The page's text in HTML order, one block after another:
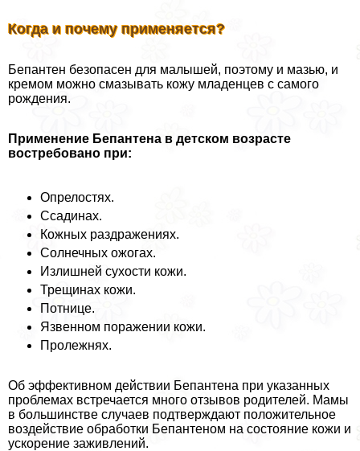
Когда и почему применяется?
Бепантен безопасен для малышей, поэтому и мазью, и
кремом можно смазывать кожу младенцев с самого
рождения.
Применение Бепантена в детском возрасте
востребовано при:
Опрелостях.
Ссадинах.
Кожных раздражениях.
Солнечных ожогах.
Излишней сухости кожи.
Трещинах кожи.
Потнице.
Язвенном поражении кожи.
Пролежнях.
Об эффективном действии Бепантена при указанных
проблемах встречается много отзывов родителей. Мамы
в большинстве случаев подтверждают положительное
воздействие обработки Бепантеном на состояние кожи и
ускорение заживлений.